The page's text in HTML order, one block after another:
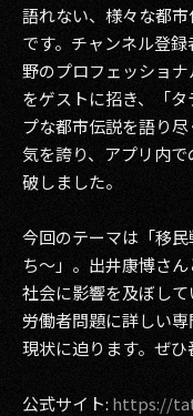
語れない、様々な都
です。チャンネル登
野のプロフェッショ
をゲストに招き、「
プな都市伝説を語り
気を誇り、アプリ内
破しました。
今回のテーマは「移
ち〜」。出井康博さ
社会に影響を及ぼし
労働者問題に詳しい
現状に迫ります。ぜひ
公式サイト: https://